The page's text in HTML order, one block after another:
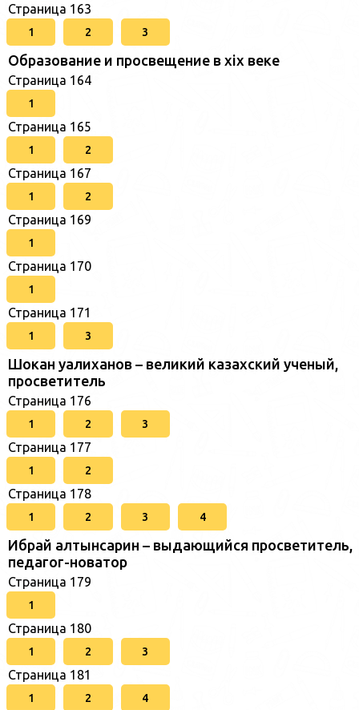
Страница 163
1 2 3
Образование и просвещение в xix веке
Страница 164
1
Страница 165
1 2
Страница 167
1 2
Страница 169
1
Страница 170
1
Страница 171
1 3
Шокан уалиханов – великий казахский ученый,
просветитель
Страница 176
1 2 3
Страница 177
1 2
Страница 178
1 2 3 4
Ибрай алтынсарин – выдающийся просветитель,
педагог-новатор
Страница 179
1
Страница 180
1 2 3
Страница 181
1 2 4